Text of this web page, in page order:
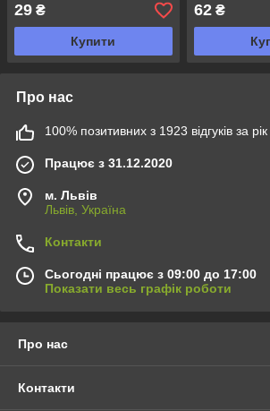
29 ₴
Купити
62₴
Про нас
100% позитивних з 1923 відгуків за рік
Працює з 31.12.2020
м. Львів
Львів, Україна
Контакти
Сьогодні працює з 09:00 до 17:00
Показати весь графік роботи
Про нас
Контакти